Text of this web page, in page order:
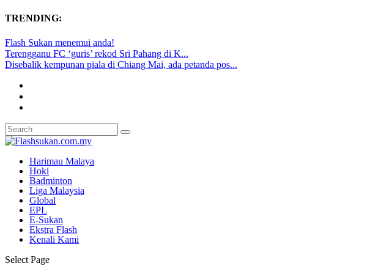
TRENDING:
Flash Sukan menemui anda!
Terengganu FC ‘guris’ rekod Sri Pahang di K...
Disebalik kempunan piala di Chiang Mai, ada petanda pos...
Harimau Malaya
Hoki
Badminton
Liga Malaysia
Global
EPL
E-Sukan
Ekstra Flash
Kenali Kami
Select Page